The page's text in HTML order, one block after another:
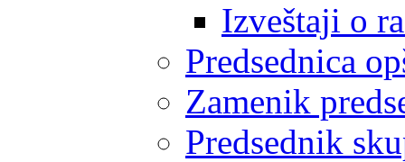
Izveštaji o
Predsednica
Zamenik
Predsednik